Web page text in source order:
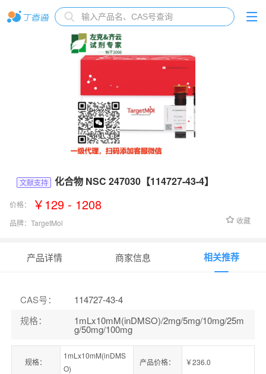
文献支持 化合物 NSC 247030【114727-43-4】
价格： ￥129 - 1208
品牌： TargetMol 收藏
产品详情 商家信息 相关推荐
CAS号：
114727-43-4
规格： 1mLx10mM(inDMSO)/2mg/5mg/10mg/25m
g/50mg/100mg
规格：
1mLx10mM(inDMS
O)
产品价格： ￥236.0